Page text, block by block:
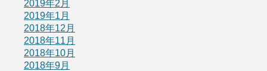
2019年2月
2019年1月
2018年12月
2018年11月
2018年10月
2018年9月